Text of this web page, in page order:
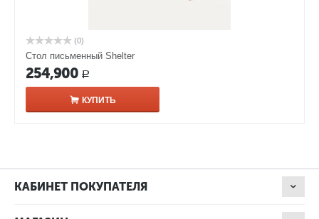
(0)
Стол письменный Shelter
254,900 Р
КУПИТЬ
КАБИНЕТ ПОКУПАТЕЛЯ